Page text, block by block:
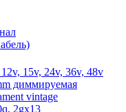
15v, 24v, 36v, 48v
диммируемая
vintage
2gx13